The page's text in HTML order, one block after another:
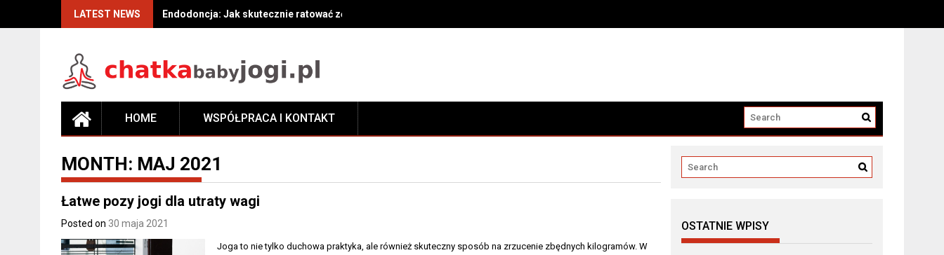
LATEST NEWS Endodoncja: Jak skutecznie ratować zęby przy leczeniu kanałowym?
HOME WSPÓŁPRACA I KONTAKT
MONTH: MAJ 2021
Łatwe pozy jogi dla utraty wagi
Posted on 30 maja 2021
Joga to nie tylko duchowa praktyka, ale również skuteczny sposób na zrzucenie zbędnych kilogramów. W
OSTATNIE WPISY